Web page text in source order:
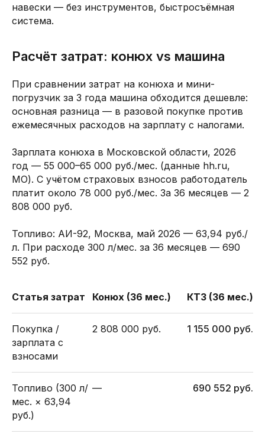
навески — без инструментов, быстросъёмная
система.
Расчёт затрат: конюх vs машина
При сравнении затрат на конюха и мини-
погрузчик за 3 года машина обходится дешевле:
основная разница — в разовой покупке против
ежемесячных расходов на зарплату с налогами.
Зарплата конюха в Московской области, 2026
год — 55 000–65 000 руб./мес. (данные hh.ru,
МО). С учётом страховых взносов работодатель
платит около 78 000 руб./мес. За 36 месяцев — 2
808 000 руб.
Топливо: АИ-92, Москва, май 2026 — 63,94 руб./
л. При расходе 300 л/мес. за 36 месяцев — 690
552 руб.
Статья затрат Конюх (36 мес.) КТЗ (36 мес.)
Покупка /
зарплата с
взносами
2 808 000 руб. 1 155 000 руб.
Топливо (300 л/
мес. × 63,94
руб.)
— 690 552 руб.